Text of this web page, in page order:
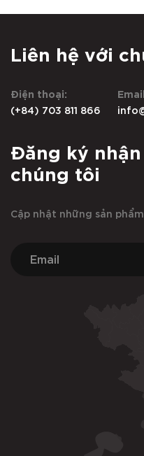
Liên hệ với
Điện thoại:
(+84) 703 811 866
Đăng ký
chúng tôi
Cập nhật những sản